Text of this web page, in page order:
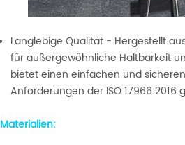
Langlebige Qualität - Hergestellt
für außergewöhnliche Haltbarkeit
bietet einen einfachen und
Anforderungen der ISO 17966:2016
Materialien: